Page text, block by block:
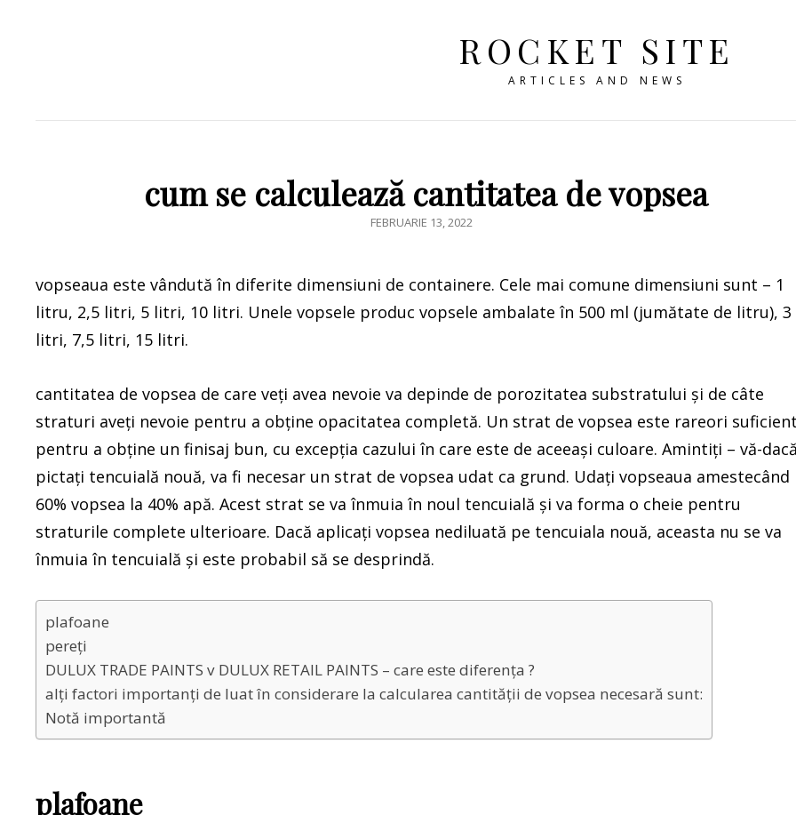
ROCKET SITE
ARTICLES AND NEWS
cum se calculează cantitatea de vopsea
POSTED
FEBRUARIE 13, 2022
vopseaua este vândută în diferite dimensiuni de containere. Cele mai comune dimensiuni sunt – 1
litru, 2,5 litri, 5 litri, 10 litri. Unele vopsele produc vopsele ambalate în 500 ml (jumătate de litru), 3
litri, 7,5 litri, 15 litri.
cantitatea de vopsea de care veți avea nevoie va depinde de porozitatea substratului și de câte
straturi aveți nevoie pentru a obține opacitatea completă. Un strat de vopsea este rareori
pentru a obține un finisaj bun, cu excepția cazului în care este de aceeași culoare. Amintiți – vă-
pictați tencuială nouă, va fi necesar un strat de vopsea udat ca grund. Udați vopseaua amestecând
60% vopsea la 40% apă. Acest strat se va înmuia în noul tencuială și va forma o cheie pentru
straturile complete ulterioare. Dacă aplicați vopsea nediluată pe tencuiala nouă, aceasta nu se va
înmuia în tencuială și este probabil să se desprindă.
plafoane
pereți
DULUX TRADE PAINTS v DULUX RETAIL PAINTS – care este diferența ?
alți factori importanți de luat în considerare la calcularea cantității de vopsea necesară sunt:
Notă importantă
plafoane